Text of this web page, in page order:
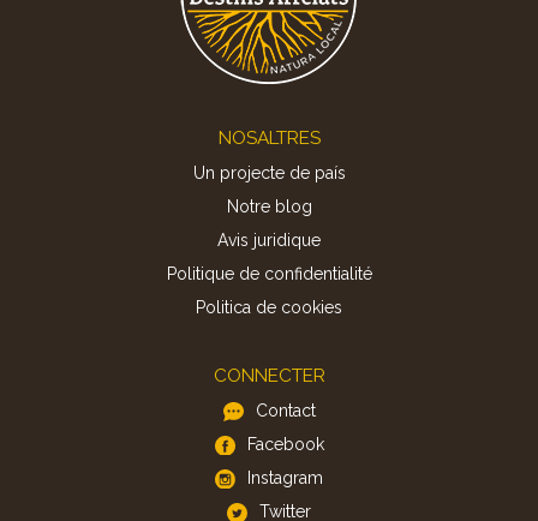
NOSALTRES
Un projecte de país
Notre blog
Avis juridique
Politique de confidentialité
Politica de cookies
CONNECTER
Contact
Facebook
Instagram
Twitter